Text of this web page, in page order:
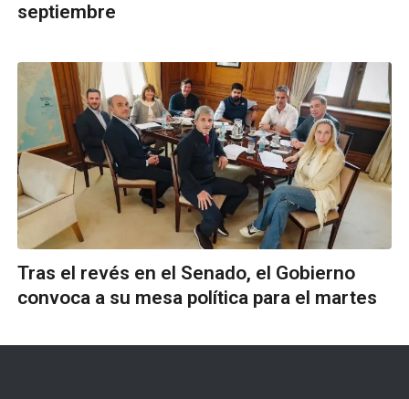
septiembre
Tras el revés en el Senado, el Gobierno
convoca a su mesa política para el martes